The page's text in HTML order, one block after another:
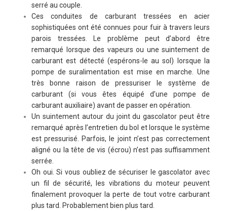
serré au couple.
Ces conduites de carburant tressées en acier
sophistiquées ont été connues pour fuir à travers leurs
parois tressées. Le problème peut d’abord être
remarqué lorsque des vapeurs ou une suintement de
carburant est détecté (espérons-le au sol) lorsque la
pompe de suralimentation est mise en marche. Une
très bonne raison de pressuriser le système de
carburant (si vous êtes équipé d’une pompe de
carburant auxiliaire) avant de passer en opération.
Un suintement autour du joint du gascolator peut être
remarqué après l’entretien du bol et lorsque le système
est pressurisé. Parfois, le joint n’est pas correctement
aligné ou la tête de vis (écrou) n’est pas suffisamment
serrée.
Oh oui. Si vous oubliez de sécuriser le gascolator avec
un fil de sécurité, les vibrations du moteur peuvent
finalement provoquer la perte de tout votre carburant
plus tard. Probablement bien plus tard.